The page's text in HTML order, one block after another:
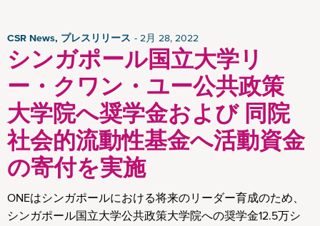
ローカルアドバイザリー
ローカルアドバイザリー輸入
ローカル アドバイザリー輸出
News
Insights
CSR News, プレスリリース 2月 28, 2022
シンガポール国立大学リ
ー・クワン・ユー公共政策
大学院へ奨学金および 同院
社会的流動性基金へ活動資金
の寄付を実施
ONEはシンガポールにおける将来のリーダー育成のため、
シンガポール国立大学公共政策大学院への奨学金12.5万シ